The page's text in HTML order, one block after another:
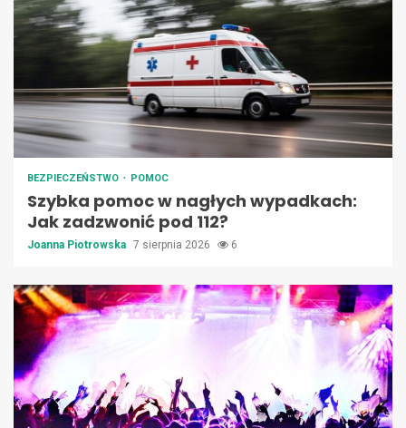
BEZPIECZEŃSTWO POMOC
Szybka pomoc w nagłych wypadkach:
Jak zadzwonić pod 112?
Joanna Piotrowska 7 sierpnia 2026 6